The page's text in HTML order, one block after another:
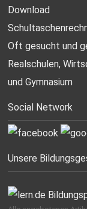
Download
Oft gesucht und
Realschulen,
und Gymnasium
Social Network
Unsere